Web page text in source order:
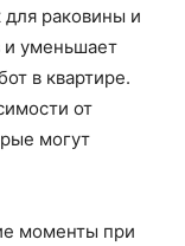
раковины и
и уменьшает
в квартире.
от
могут
моменты при